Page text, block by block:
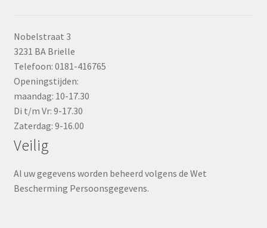
Nobelstraat 3
3231 BA Brielle
Telefoon: 0181-416765
Openingstijden:
maandag: 10-17.30
Di t/m Vr: 9-17.30
Zaterdag: 9-16.00
Veilig
Al uw gegevens worden beheerd volgens de Wet
Bescherming Persoonsgegevens.